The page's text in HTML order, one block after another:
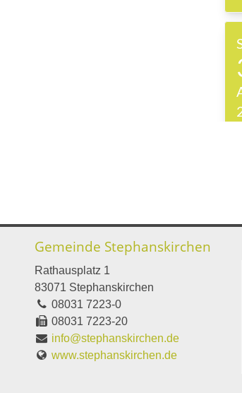
Gemeinde Stephanskirchen
Rathausplatz 1
83071 Stephanskirchen
08031 7223-0
08031 7223-20
info@stephanskirchen.de
www.stephanskirchen.de